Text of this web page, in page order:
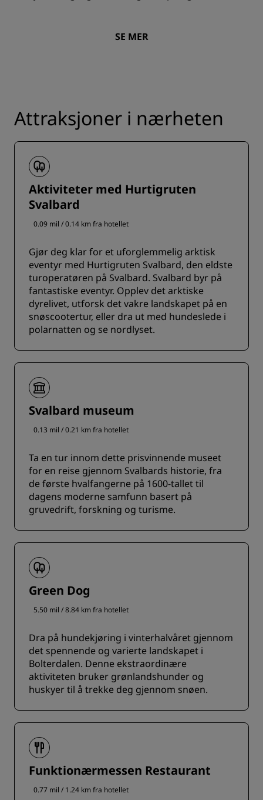
SE MER
Attraksjoner i nærheten
Aktiviteter med Hurtigruten
Svalbard
0.09 mil / 0.14 km fra hotellet
Gjør deg klar for et uforglemmelig arktisk
eventyr med Hurtigruten Svalbard, den eldste
turoperatøren på Svalbard. Svalbard byr på
fantastiske eventyr. Opplev det arktiske
dyrelivet, utforsk det vakre landskapet på en
snøscootertur, eller dra ut med hundeslede i
polarnatten og se nordlyset.
Svalbard museum
0.13 mil / 0.21 km fra hotellet
Ta en tur innom dette prisvinnende museet
for en reise gjennom Svalbards historie, fra
de første hvalfangerne på 1600-tallet til
dagens moderne samfunn basert på
gruvedrift, forskning og turisme.
Green Dog
5.50 mil / 8.84 km fra hotellet
Dra på hundekjøring i vinterhalvåret gjennom
det spennende og varierte landskapet i
Bolterdalen. Denne ekstraordinære
aktiviteten bruker grønlandshunder og
huskyer til å trekke deg gjennom snøen.
Funktionærmessen Restaurant
0.77 mil / 1.24 km fra hotellet